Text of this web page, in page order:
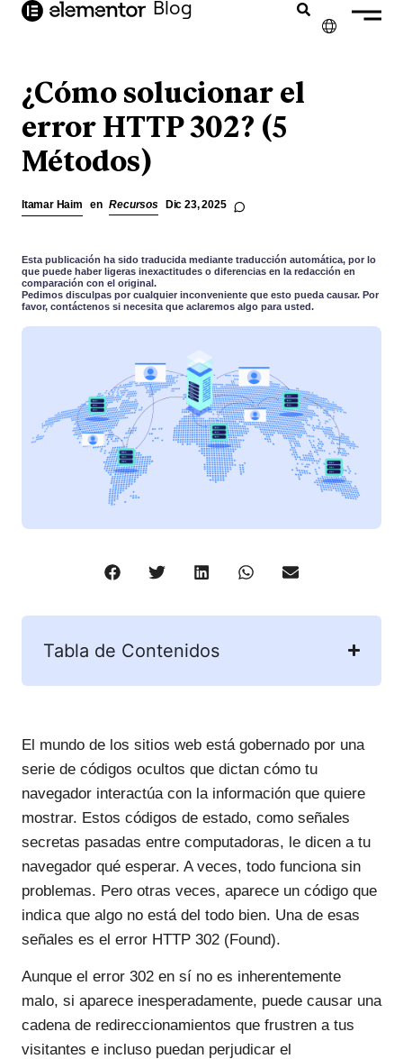
contenido Blog
ENGLISH
FRANÇAIS
ITALIANO
¿Cómo solucionar el
error HTTP 302? (5
Métodos)
Itamar Haim en Recursos Dic 23, 2025
Esta publicación ha sido traducida mediante traducción automática, por lo
que puede haber ligeras inexactitudes o diferencias en la redacción en
comparación con el original.
Pedimos disculpas por cualquier inconveniente que esto pueda causar. Por
favor, contáctenos si necesita que aclaremos algo para usted.
Tabla de Contenidos
El mundo de los sitios web está gobernado por una
serie de códigos ocultos que dictan cómo tu
navegador interactúa con la información que quiere
mostrar. Estos códigos de estado, como señales
secretas pasadas entre computadoras, le dicen a tu
navegador qué esperar. A veces, todo funciona sin
problemas. Pero otras veces, aparece un código que
indica que algo no está del todo bien. Una de esas
señales es el error HTTP 302 (Found).
Aunque el error 302 en sí no es inherentemente
malo, si aparece inesperadamente, puede causar una
cadena de redireccionamientos que frustren a tus
visitantes e incluso puedan perjudicar el